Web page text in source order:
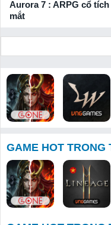
Aurora 7 : ARPG cổ
mắt
Anh Hùng
GAME HOT TRONG